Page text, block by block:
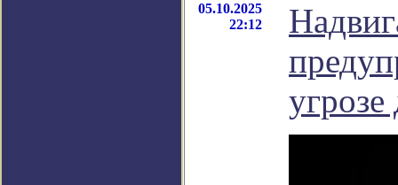
05.10.2025
22:12